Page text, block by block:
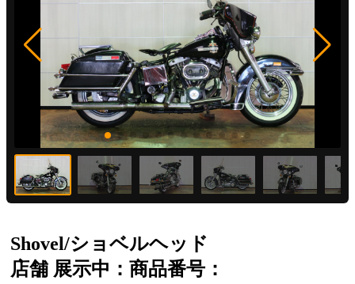
Shovel/ショベルヘッド
店舗 展示中：商品番号：